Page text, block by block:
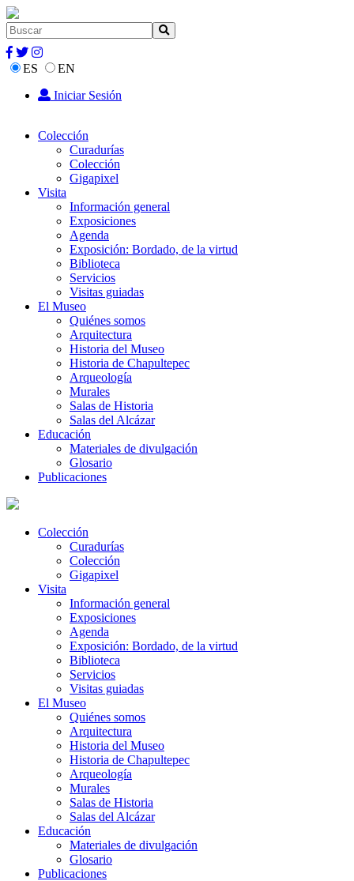
ES
EN
Iniciar Sesión
Colección
Curadurías
Colección
Gigapixel
Visita
Información general
Exposiciones
Agenda
Exposición: Bordado, de la virtud
Biblioteca
Servicios
Visitas guiadas
El Museo
Quiénes somos
Arquitectura
Historia del Museo
Historia de Chapultepec
Arqueología
Murales
Salas de Historia
Salas del Alcázar
Educación
Materiales de divulgación
Glosario
Publicaciones
Colección
Curadurías
Colección
Gigapixel
Visita
Información general
Exposiciones
Agenda
Exposición: Bordado, de la virtud
Biblioteca
Servicios
Visitas guiadas
El Museo
Quiénes somos
Arquitectura
Historia del Museo
Historia de Chapultepec
Arqueología
Murales
Salas de Historia
Salas del Alcázar
Educación
Materiales de divulgación
Glosario
Publicaciones